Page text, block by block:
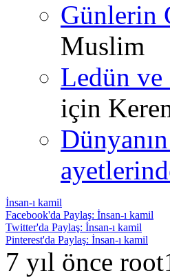
Günlerin
Muslim
Ledün ve
için
İnsan-ı kamil
Facebook'da Paylaş: İnsan-ı kamil
Twitter'da Paylaş: İnsan-ı kamil
Pinterest'da Paylaş: İnsan-ı kamil
7 yıl önce